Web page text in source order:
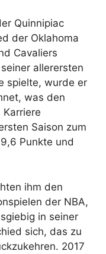
Quinnipiac
der Oklahoma
Cavaliers
allerersten
spielte, wurde er
was den
Saison zum
Punkte und
ihm den
der NBA,
in seiner
sich, das zu
2017